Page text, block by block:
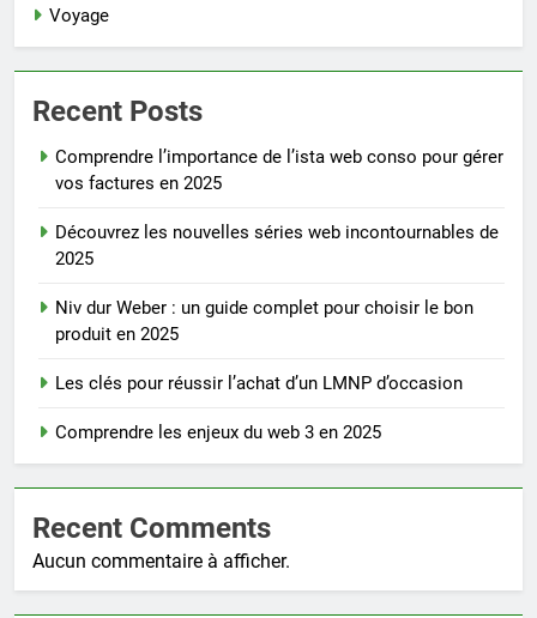
Voyage
Recent Posts
Comprendre l’importance de l’ista web conso pour gérer
vos factures en 2025
Découvrez les nouvelles séries web incontournables de
2025
Niv dur Weber : un guide complet pour choisir le bon
produit en 2025
Les clés pour réussir l’achat d’un LMNP d’occasion
Comprendre les enjeux du web 3 en 2025
Recent Comments
Aucun commentaire à afficher.